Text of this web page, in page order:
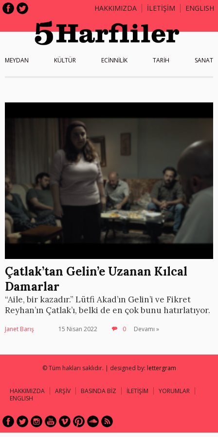
HAKKIMIZDA İLETİŞİM ENGLISH
MEYDAN KÜLTÜR ECİNNİLİK TARİH SANAT
Çatlak’tan Gelin’e Uzanan Kılcal
Damarlar
“Aile, bir kazadır.” Lütfi Akad’ın Gelin’i ve Fikret
Reyhan’ın Çatlak’ı, belki de en çok bunu hatırlatıyor.
Janet Barış 15 Nisan 2022 0 Devamı »
© Tüm hakları saklıdır. | designed by: lettergram
HAKKIMIZDA ARŞİV BASINDA BİZ İLETİŞİM
YORUMLAR
ENGLISH